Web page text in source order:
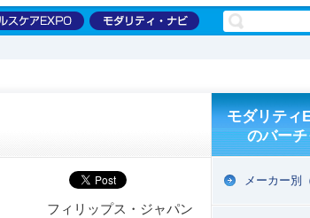
フィリップス・ジャパン
モダリティ
のバー
メーカー別